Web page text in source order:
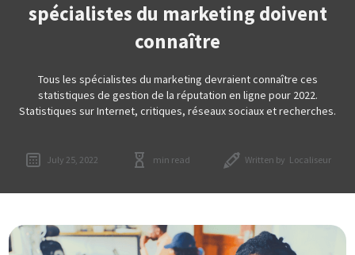
spécialistes du marketing doivent
connaître
Tous les spécialistes du marketing devraient connaître ces
statistiques de gestion de la réputation en ligne pour 2022.
Statistiques sur Internet, critiques, réseaux sociaux et recherches.
July 25, 2022 min read Written by Localiseur